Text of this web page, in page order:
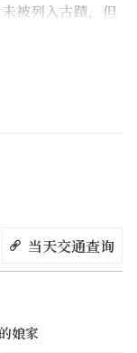
被列入古蹟，但
当天交通查询
娘家